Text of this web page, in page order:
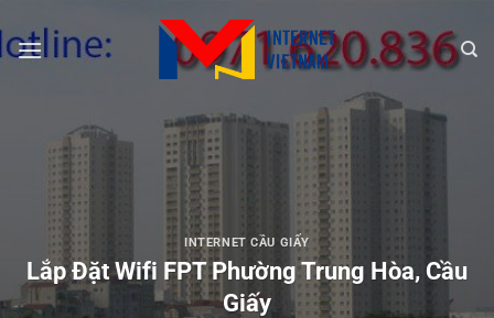
đến
nội
INTERNET CẦU GIẤY
Lắp Đặt Wifi FPT Phường Trung Hòa, Cầu
Giấy